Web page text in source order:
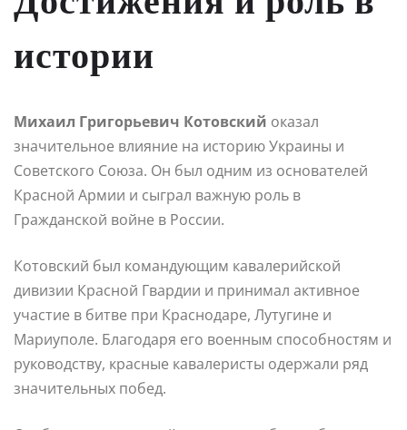
истории
Михаил Григорьевич Котовский оказал
значительное влияние на историю Украины и
Советского Союза. Он был одним из основателей
Красной Армии и сыграл важную роль в
Гражданской войне в России.
Котовский был командующим кавалерийской
дивизии Красной Гвардии и принимал активное
участие в битве при Краснодаре, Лутугине и
Мариуполе. Благодаря его военным способностям и
руководству, красные кавалеристы одержали ряд
значительных побед.